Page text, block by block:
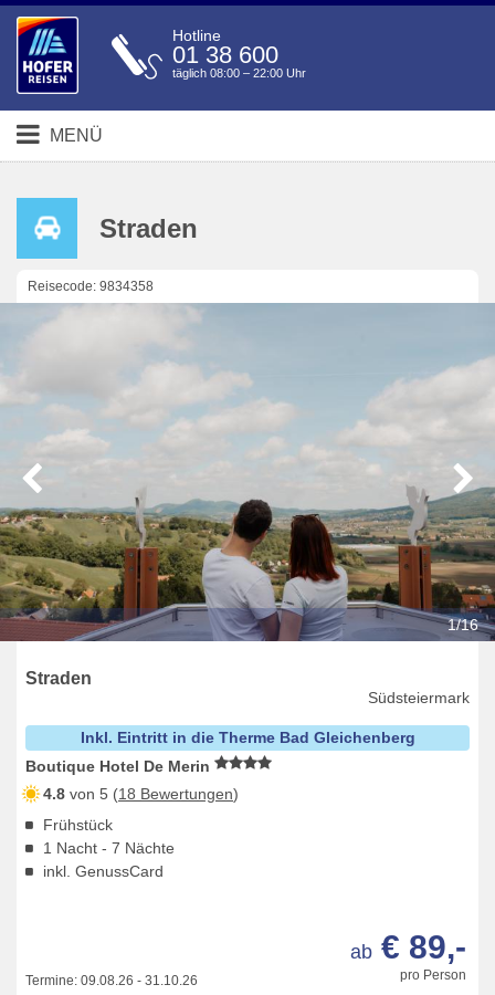
Hotline
01 38 600
täglich 08:00 – 22:00 Uhr
MENÜ
Straden
Reisecode: 9834358
1/16
Straden
Südsteiermark
Inkl. Eintritt in die Therme Bad Gleichenberg
Boutique Hotel De Merin
4.8 von 5 (18 Bewertungen)
Frühstück
1 Nacht - 7 Nächte
inkl. GenussCard
Termine: 09.08.26 - 31.10.26 pro Person
ab € 89,-